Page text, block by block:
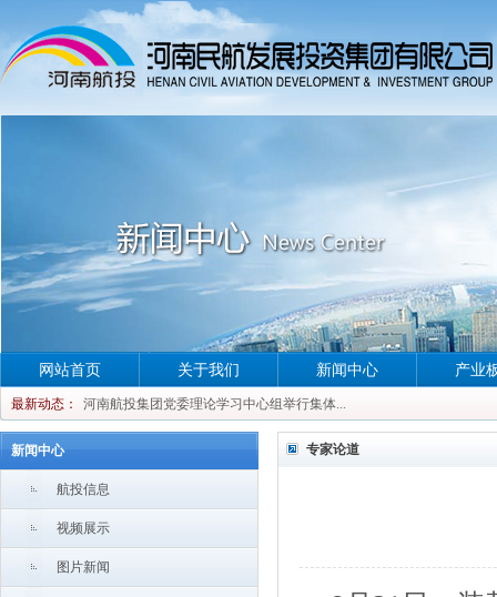
网站首页
最新动态：
河南航投集团党委理论学习中心组举行集体...
河南航投集团党委理论学习中心组举行集体...
河南航投集团党委理论学习中心组举行集体...
河南航投集团党委理论学习中心组举行集体...
关于我们 新闻中心 产业
新闻中心
航投信息
视频展示
图片新闻
专家论道